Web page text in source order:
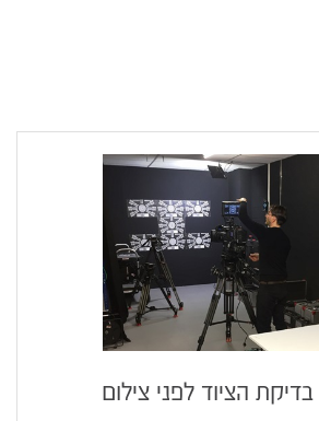
הציוד לפני צילום